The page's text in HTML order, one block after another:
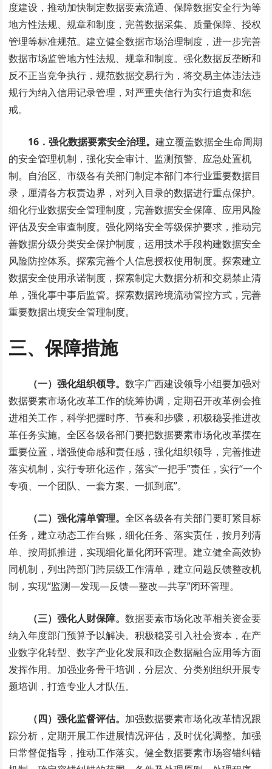
度建设，推动加快制定数据要素流通、保障数据安全行为等
地方性法规、规章和制度，完善数据采集、质量保障、授权
管理等标准规范。建立健全数据市场治理制度，进一步完善
数据市场监管地方性法规、规章和制度。强化数据反垄断和
反不正当竞争执行，规范数据交易行为，将交易主体违法违
规行为纳入信用记录管理，对严重失信行为实行追责和惩
戒。
16．强化数据要素安全治理。建立覆盖数据全生命周期
的安全管理机制，强化安全审计、监测预警、应急处置机
制。自治区、市级各有关部门制定本部门本行业重要数据目
录，厘清各方权责边界，对列入目录的数据进行重点保护。
细化行业数据安全管理制度，完善数据安全保障、应用风险
评估及安全审查制度。强化网络安全等级保护要求，推动完
善数据分级分类安全保护制度，运用技术手段构建数据安全
风险防控体系。探索完善个人信息授权使用制度。探索建立
数据安全使用承诺制度，探索制定大数据分析和交易禁止清
单，强化事中事后监管。探索数据跨境流动管控方式，完善
重要数据出境安全管理制度。
三、保障措施
（一）强化组织领导。数字广西建设领导小组要加强对
数据要素市场化改革工作的统筹协调，定期召开改革例会推
进相关工作，科学把握时序、节奏和步骤，积极稳妥推进改
革任务实施。全区各级各部门要把数据要素市场化改革摆在
重要位置，增强使命感和责任感，强化组织领导，完善推进
落实机制，实行专班化运作，落实“一把手”责任，实行“一个
专项、一个团队、一套方案、一抓到底”。
（二）强化清单管理。全区各级各有关部门要盯紧目标
任务，建立动态工作台账，细化任务、落实责任，按月列清
单、按周抓推进，实现细化量化闭环管理。建立健全高效协
同机制，列出跨部门跨层级工作清单，建立问题反馈整改机
制，实现“监测—发现—反馈—整改—共享”闭环管理。
（三）强化人财保障。数据要素市场化改革相关资金要
纳入年度部门预算予以解决。积极稳妥引入社会资本，在产
业数字化转型、数字产业化发展和政企数据融合应用等方面
发挥作用。加强业务骨干培训，分层次、分类别组织开展专
题培训，打造专业人才队伍。
（四）强化监督评估。 加强数据要素市场化改革情况跟
踪分析，定期开展工作进展情况评估，及时优化调整。加强
日常督促指导，推动工作落实。健全数据要素市场容错纠错